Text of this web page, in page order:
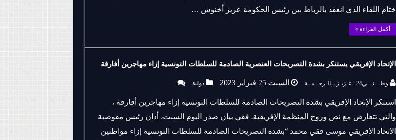
ختام اللقاء الذي انعقد بالرباط بين رئيس الحكومة عزيز أخنوش …
أكمل القراءة »
الإتحاد الإفريقي يستنكر بشدة التصريحات العنصرية الصادمة للسلطات التونسية إزاء مهاجرين أفارقة
وطـــنـــي24 : عـزيـز بـالـرحــمــة السبت 25 فبراير 2023 دولية
استنكر الإتحاد الإفريقي بشدة التصريحات الصادمة للسلطات التونسية إزاء مهاجرين أفارقة ،
والتي تتعارض مع نص وروح المنظمة الإفريقية. ففي بيان صدر اليوم السبت، أدان رئيس مفوضية
الاتحاد الإفريقي موسى فقي محمد “بشدة التصريحات الصادمة للسلطات التونسية إزاء مواطنين